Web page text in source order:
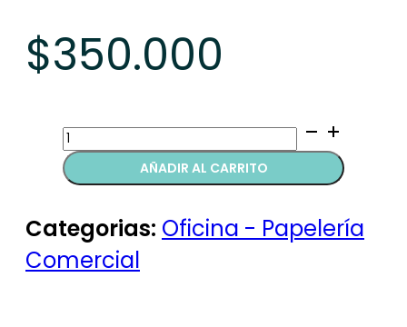
$350.000
Tacos
de
notas
AÑADIR AL CARRITO
Categorias: Oficina - Papelería
Comercial